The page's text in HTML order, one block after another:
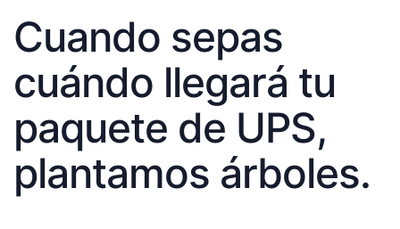
Cuando sepas
cuándo llegará tu
paquete de UPS,
plantamos árboles.